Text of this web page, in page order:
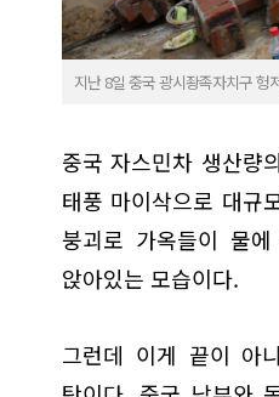
지난 8일 중국 광시좡족자치구 헝
중국 자스민차 생산량
태풍 마이삭으로 대규
붕괴로 가옥들이 물
앉아있는 모습이다.
그런데 이게 끝이 아